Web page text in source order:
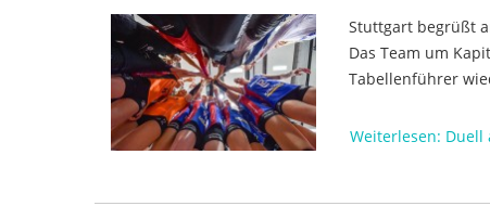
Stuttgart begrüßt
Das Team um
Tabellenführer
Weiterlesen: